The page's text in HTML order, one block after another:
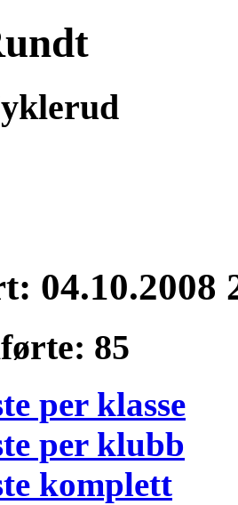
04.10.2008
85
per klasse
per klubb
komplett